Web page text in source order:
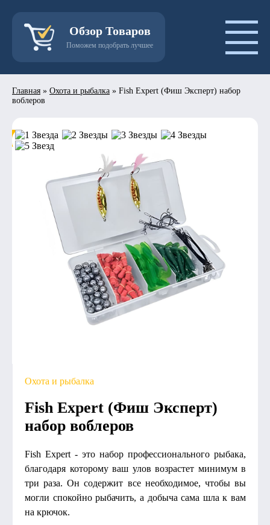
Обзор Товаров
Поможем подобрать лучшее
Главная » Охота и рыбалка » Fish Expert (Фиш Эксперт) набор
воблеров
- 50%
Охота и рыбалка
Fish Expert (Фиш Эксперт)
набор воблеров
Fish Expert - это набор профессионального рыбака,
благодаря которому ваш улов возрастет минимум в
три раза. Он содержит все необходимое, чтобы вы
могли спокойно рыбачить, а добыча сама шла к вам
на крючок.